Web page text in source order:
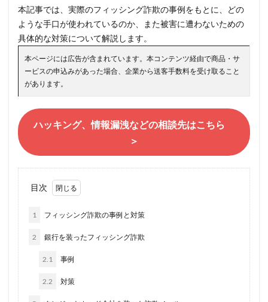
本記事では、実際のフィッシング詐欺の事例をもとに、どの
ような手口が使われているのか、また被害に遭わないための
具体的な対策について解説します。
本ページには広告が含まれています。本コンテンツ経由で商品・サ
ービスの申込みがあった場合、企業から送客手数料を受け取ること
があります。
ハッキング、情報漏洩などの相談先はこちら
＞
目次
1 フィッシング詐欺の事例と対策
2 銀行を装ったフィッシング詐欺
2.1 事例
2.2 対策